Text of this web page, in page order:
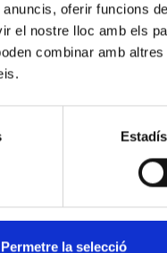
oferir funcions
el nostre lloc amb els
combinar amb
Permetre la selecció
fan sold out!